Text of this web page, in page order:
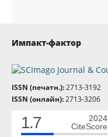
Импакт-фактор
ISSN (печатн.):2713-3192
ISSN (онлайн):2713-3206
1.7
2024
CiteScore